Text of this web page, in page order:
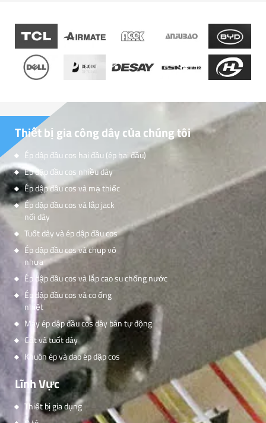
Thiết bị gia công dây của chúng tôi
Ép dập đầu cos hai đầu (ép hai đầu)
Ép dập đầu cos nhiều dây
Ép dập đầu cos và mạ thiếc
Ép dập đầu cos và lắp jack
nối dây
Tuốt dây và ép dập đầu cos
Ép dập đầu cos và chụp vỏ
nhựa
Ép dập đầu cos và lắp cao su chống nước
Ép dập đầu cos và co ống
nhiệt
Máy ép dập đầu cos dây bán tự động
Cắt và tuốt dây
Khuôn ép và dao ép dập cos
Lĩnh Vực
Thiết bị gia dụng